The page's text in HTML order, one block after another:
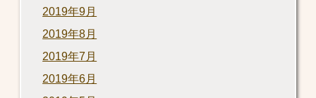
2019年9月
2019年8月
2019年7月
2019年6月